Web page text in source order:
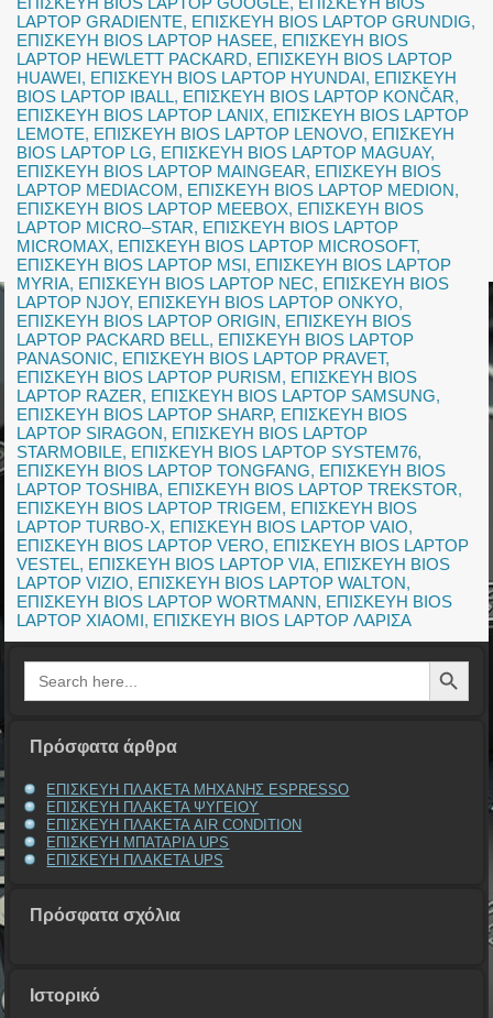
LAPTOP GRADIENTE, ΕΠΙΣΚΕΥΗ BIOS LAPTOP GRUNDIG,
ΕΠΙΣΚΕΥΗ BIOS LAPTOP HASEE, ΕΠΙΣΚΕΥΗ BIOS
LAPTOP HEWLETT PACKARD, ΕΠΙΣΚΕΥΗ BIOS LAPTOP
HUAWEI, ΕΠΙΣΚΕΥΗ BIOS LAPTOP HYUNDAI, ΕΠΙΣΚΕΥΗ
BIOS LAPTOP IBALL, ΕΠΙΣΚΕΥΗ BIOS LAPTOP KONČAR,
ΕΠΙΣΚΕΥΗ BIOS LAPTOP LANIX, ΕΠΙΣΚΕΥΗ BIOS LAPTOP
LEMOTE, ΕΠΙΣΚΕΥΗ BIOS LAPTOP LENOVO, ΕΠΙΣΚΕΥΗ
BIOS LAPTOP LG, ΕΠΙΣΚΕΥΗ BIOS LAPTOP MAGUAY,
ΕΠΙΣΚΕΥΗ BIOS LAPTOP MAINGEAR, ΕΠΙΣΚΕΥΗ BIOS
LAPTOP MEDIACOM, ΕΠΙΣΚΕΥΗ BIOS LAPTOP MEDION,
ΕΠΙΣΚΕΥΗ BIOS LAPTOP MEEBOX, ΕΠΙΣΚΕΥΗ BIOS
LAPTOP MICRO–STAR, ΕΠΙΣΚΕΥΗ BIOS LAPTOP
MICROMAX, ΕΠΙΣΚΕΥΗ BIOS LAPTOP MICROSOFT,
ΕΠΙΣΚΕΥΗ BIOS LAPTOP MSI, ΕΠΙΣΚΕΥΗ BIOS LAPTOP
MYRIA, ΕΠΙΣΚΕΥΗ BIOS LAPTOP NEC, ΕΠΙΣΚΕΥΗ BIOS
LAPTOP NJOY, ΕΠΙΣΚΕΥΗ BIOS LAPTOP ONKYO,
ΕΠΙΣΚΕΥΗ BIOS LAPTOP ORIGIN, ΕΠΙΣΚΕΥΗ BIOS
LAPTOP PACKARD BELL, ΕΠΙΣΚΕΥΗ BIOS LAPTOP
PANASONIC, ΕΠΙΣΚΕΥΗ BIOS LAPTOP PRAVET,
ΕΠΙΣΚΕΥΗ BIOS LAPTOP PURISM, ΕΠΙΣΚΕΥΗ BIOS
LAPTOP RAZER, ΕΠΙΣΚΕΥΗ BIOS LAPTOP SAMSUNG,
ΕΠΙΣΚΕΥΗ BIOS LAPTOP SHARP, ΕΠΙΣΚΕΥΗ BIOS
LAPTOP SIRAGON, ΕΠΙΣΚΕΥΗ BIOS LAPTOP
STARMOBILE, ΕΠΙΣΚΕΥΗ BIOS LAPTOP SYSTEM76,
ΕΠΙΣΚΕΥΗ BIOS LAPTOP TONGFANG, ΕΠΙΣΚΕΥΗ BIOS
LAPTOP TOSHIBA, ΕΠΙΣΚΕΥΗ BIOS LAPTOP TREKSTOR,
ΕΠΙΣΚΕΥΗ BIOS LAPTOP TRIGEM, ΕΠΙΣΚΕΥΗ BIOS
LAPTOP TURBO-X, ΕΠΙΣΚΕΥΗ BIOS LAPTOP VAIO,
ΕΠΙΣΚΕΥΗ BIOS LAPTOP VERO, ΕΠΙΣΚΕΥΗ BIOS LAPTOP
VESTEL, ΕΠΙΣΚΕΥΗ BIOS LAPTOP VIA, ΕΠΙΣΚΕΥΗ BIOS
LAPTOP VIZIO, ΕΠΙΣΚΕΥΗ BIOS LAPTOP WALTON,
ΕΠΙΣΚΕΥΗ BIOS LAPTOP WORTMANN, ΕΠΙΣΚΕΥΗ BIOS
LAPTOP XIAOMI, ΕΠΙΣΚΕΥΗ BIOS LAPTOP ΛΑΡΙΣΑ
Search
for:
Search Button
Πρόσφατα άρθρα
ΕΠΙΣΚΕΥΗ ΠΛΑΚΕΤΑ ΜΗΧΑΝΗΣ ESPRESSO
ΕΠΙΣΚΕΥΗ ΠΛΑΚΕΤΑ ΨΥΓΕΙΟΥ
ΕΠΙΣΚΕΥΗ ΠΛΑΚΕΤΑ AIR CONDITION
ΕΠΙΣΚΕΥΗ ΜΠΑΤΑΡΙΑ UPS
ΕΠΙΣΚΕΥΗ ΠΛΑΚΕΤΑ UPS
Πρόσφατα σχόλια
Ιστορικό